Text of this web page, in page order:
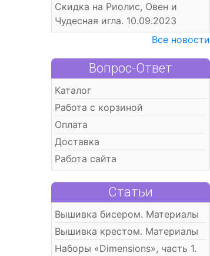
Скидка на Риолис, Овен и
Чудесная игла. 10.09.2023
Все новости
Вопрос-Ответ
Каталог
Работа с корзиной
Оплата
Доставка
Работа сайта
Статьи
Вышивка бисером. Материалы
Вышивка крестом. Материалы
Наборы «Dimensions», часть 1.